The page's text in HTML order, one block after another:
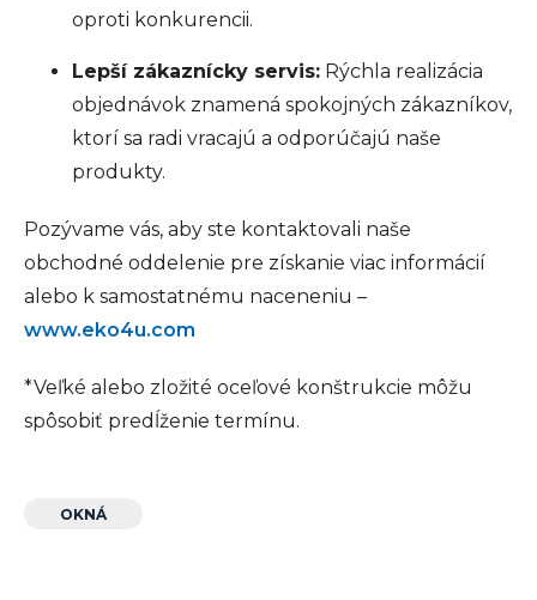
oproti konkurencii.
Lepší zákaznícky servis: Rýchla realizácia
objednávok znamená spokojných zákazníkov,
ktorí sa radi vracajú a odporúčajú naše
produkty.
Pozývame vás, aby ste kontaktovali naše
obchodné oddelenie pre získanie viac informácií
alebo k samostatnému naceneniu –
www.eko4u.com
*Veľké alebo zložité oceľové konštrukcie môžu
spôsobiť predĺženie termínu.
OKNÁ